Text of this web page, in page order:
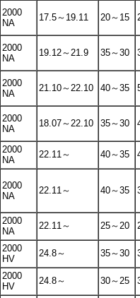
2000
NA
17.5～19.11 20～15
2000
NA
19.12～21.9 35～30
2000
NA
21.10～22.10 40～35
2000
NA
18.07～22.10 35～30
2000
NA
22.11～ 40～35
2000
NA
22.11～ 40～35
2000
NA
22.11～ 25～20
2000
HV
24.8～ 35～30
2000
HV
24.8～ 30～25